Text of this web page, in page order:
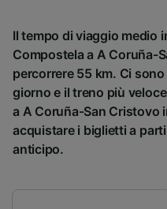
Il tempo di viaggio medio
Compostela a A Coruña-
percorrere 55 km. Ci
giorno e il treno più
a A Coruña-San Cristovo
acquistare i biglietti a
anticipo.